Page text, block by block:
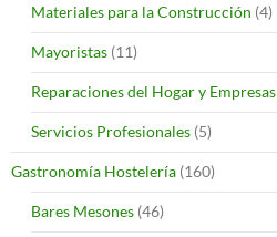
Materiales para la Construcción (4)
Mayoristas (11)
Reparaciones del Hogar y Empresas
Servicios Profesionales (5)
Gastronomía Hostelería (160)
Bares Mesones (46)